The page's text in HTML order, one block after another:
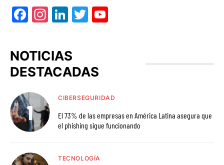
Facebook
Instagram
LinkedIn
Twitter
NOTICIAS
DESTACADAS
CIBERSEGURIDAD
El 73% de las empresas en América Latina asegura que
el phishing sigue funcionando
TECNOLOGÍA